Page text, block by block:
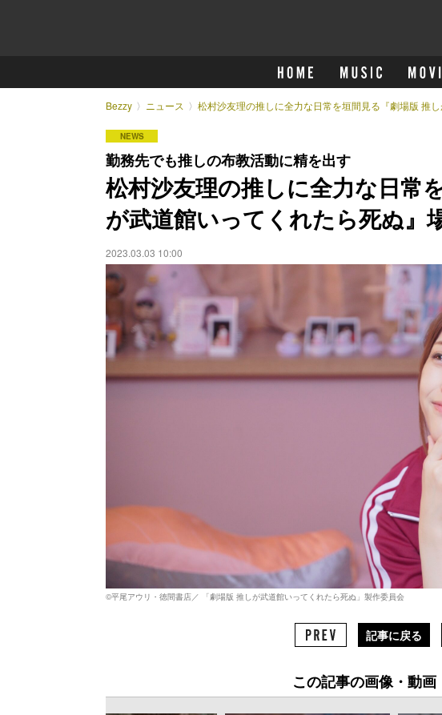
Bezzy ニュース 松村沙友理の推しに全力な日常を垣間見る『劇場版 推
NEWS
勤務先でも推しの布教活動に精を出す
松村沙友理の推しに全力な日常
が武道館いってくれたら死ぬ』
2023.03.03 10:00
©平尾アウリ・徳間書店／ 「劇場版 推しが武道館いってくれたら死ぬ」製作委員会
記事に戻る
この記事の画像・動画